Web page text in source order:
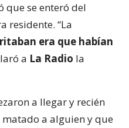
que se enteró del
residente. “La
era que habían
a La Radio la
a llegar y recién
a alguien y que